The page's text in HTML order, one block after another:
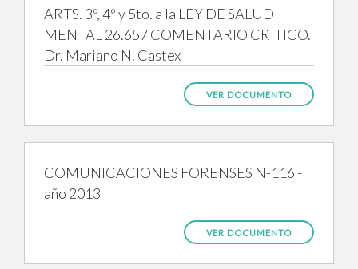
ARTS. 3º, 4º y 5to. a la LEY DE SALUD
MENTAL 26.657 COMENTARIO CRITICO.
Dr. Mariano N. Castex
VER DOCUMENTO
COMUNICACIONES FORENSES N-116 -
año 2013
VER DOCUMENTO